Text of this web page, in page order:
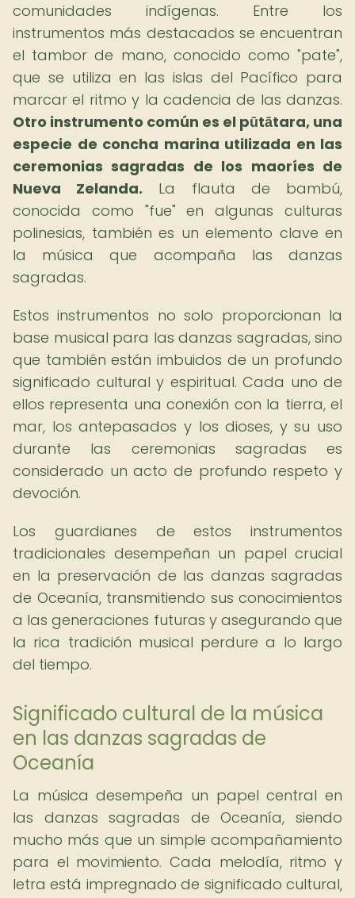
comunidades indígenas. Entre los
instrumentos más destacados se encuentran
el tambor de mano, conocido como "pate",
que se utiliza en las islas del Pacífico para
marcar el ritmo y la cadencia de las danzas.
Otro instrumento común es el pūtātara, una
especie de concha marina utilizada en las
ceremonias sagradas de los maoríes de
Nueva Zelanda. La flauta de bambú,
conocida como "fue" en algunas culturas
polinesias, también es un elemento clave en
la música que acompaña las danzas
sagradas.
Estos instrumentos no solo proporcionan la
base musical para las danzas sagradas, sino
que también están imbuidos de un profundo
significado cultural y espiritual. Cada uno de
ellos representa una conexión con la tierra, el
mar, los antepasados y los dioses, y su uso
durante las ceremonias sagradas es
considerado un acto de profundo respeto y
devoción.
Los guardianes de estos instrumentos
tradicionales desempeñan un papel crucial
en la preservación de las danzas sagradas
de Oceanía, transmitiendo sus conocimientos
a las generaciones futuras y asegurando que
la rica tradición musical perdure a lo largo
del tiempo.
Significado cultural de la música
en las danzas sagradas de
Oceanía
La música desempeña un papel central en
las danzas sagradas de Oceanía, siendo
mucho más que un simple acompañamiento
para el movimiento. Cada melodía, ritmo y
letra está impregnado de significado cultural,